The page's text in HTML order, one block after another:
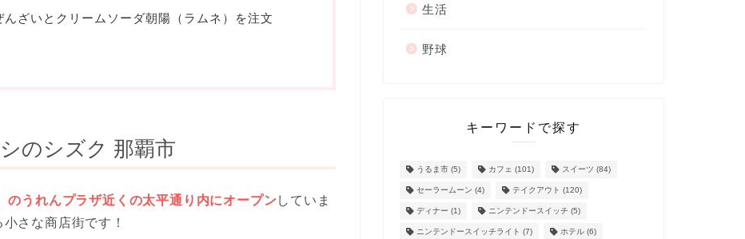
ざいとクリームソーダ朝陽（ラムネ）を注文
のシズク 那覇市
のうれんプラザ近くの太平通り内にオープンしていま
さな商店街です！
生活
野球
キーワードで探す
うるま市(5) カフェ (101) スイーツ (84)
セーラームーン (4) テイクアウト (120)
ディナー (1) ニンテンドースイッチ (5)
ニンテンドースイッチライト (7) ホテル(6)